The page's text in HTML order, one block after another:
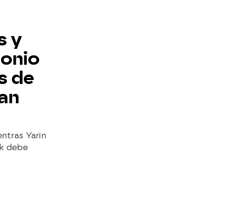
y
de
Yarin
debe